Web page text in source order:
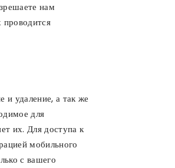
нам
удаление, а так же
для
их. Для доступа к
мобильного
с вашего